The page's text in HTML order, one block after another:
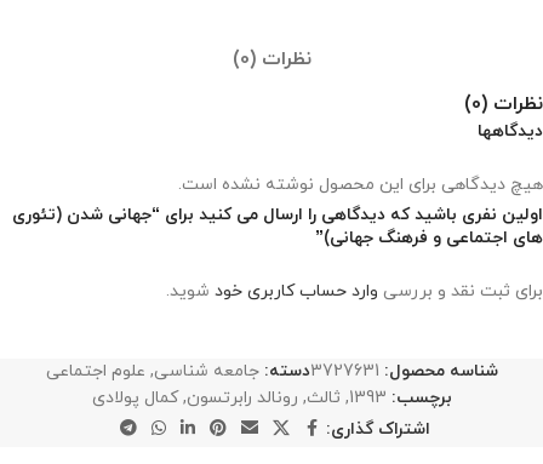
نظرات (0)
نظرات (0)
دیدگاهها
هیچ دیدگاهی برای این محصول نوشته نشده است.
اولین نفری باشید که دیدگاهی را ارسال می کنید برای “جهانی شدن (تئوری
های اجتماعی و فرهنگ جهانی)”
برای ثبت نقد و بررسی وارد حساب کاربری خود شوید.
شناسه محصول: 3727631دسته: جامعه شناسی, علوم اجتماعی
برچسب: 1393
, ثالث, رونالد رابرتسون, کمال پولادی
اشتراک گذاری: